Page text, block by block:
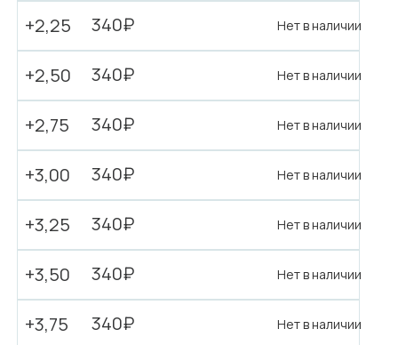
+2,25 340₽ Нет в наличии
+2,50 340₽ Нет в наличии
+2,75 340₽ Нет в наличии
+3,00 340₽ Нет в наличии
+3,25 340₽ Нет в наличии
+3,50 340₽ Нет в наличии
+3,75 340₽ Нет в наличии